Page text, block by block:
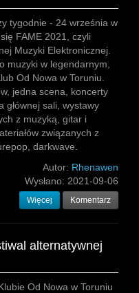
tygodnie - 24 września w
FAME 2021, czyli
Muzyki Elektronicznej.
muzyki w legendarnym,
Od Nowa w Toruniu.
jedna scena, koncerty
głównej sali, wystawy
z muzyką, gitar i
związanych z
darkwave.
Autor: Rhenawen
Wysłano: 2021-09-06
Więcej Komentarz
alternatywnej
Od Nowa w Toruniu